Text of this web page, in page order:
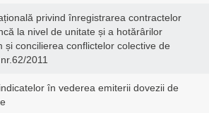
privind înregistrarea contractelor
la nivel de unitate și a hotărârilor
și concilierea conflictelor colective de
2011
în vederea emiterii dovezii de